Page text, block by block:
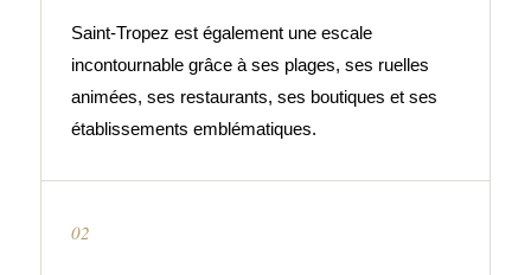
Saint-Tropez est également une escale
incontournable grâce à ses plages, ses ruelles
animées, ses restaurants, ses boutiques et ses
établissements emblématiques.
02